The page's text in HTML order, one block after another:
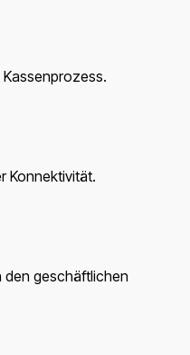
Konnektivität.
den geschäftlichen